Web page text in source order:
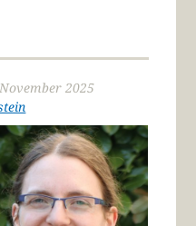
2025